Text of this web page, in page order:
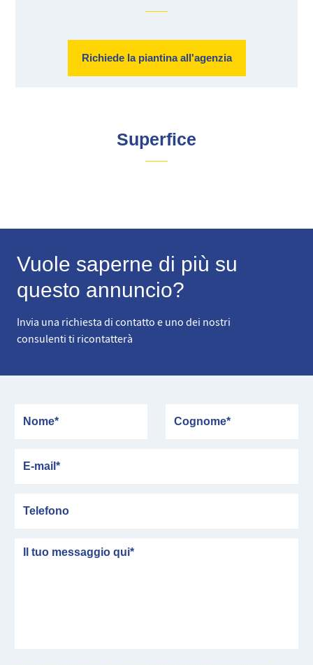
Richiede la piantina all'agenzia
Superfice
Vuole saperne di più su
questo annuncio?
Invia una richiesta di contatto e uno dei nostri
consulenti ti ricontatterà
messaggio